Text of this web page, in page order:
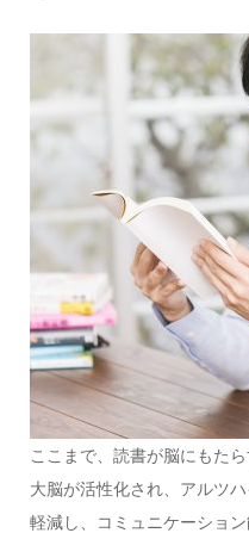
ここまで、読書が脳にもた
大脳が活性化され、アルツ
軽減し、コミュニケーショ